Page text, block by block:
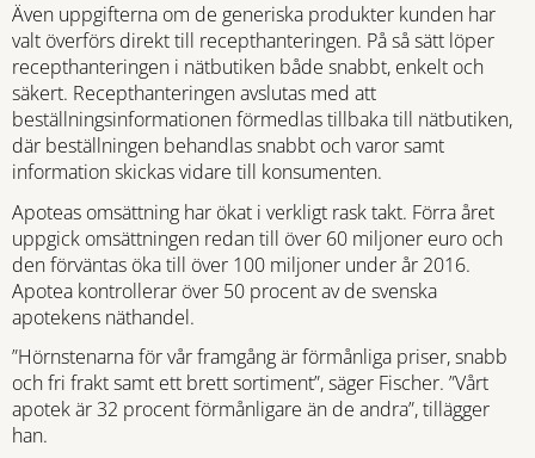
Även uppgifterna om de generiska produkter kunden har
valt överförs direkt till recepthanteringen. På så sätt löper
recepthanteringen i nätbutiken både snabbt, enkelt och
säkert. Recepthanteringen avslutas med att
beställningsinformationen förmedlas tillbaka till nätbutiken,
där beställningen behandlas snabbt och varor samt
information skickas vidare till konsumenten.
Apoteas omsättning har ökat i verkligt rask takt. Förra året
uppgick omsättningen redan till över 60 miljoner euro och
den förväntas öka till över 100 miljoner under år 2016.
Apotea kontrollerar över 50 procent av de svenska
apotekens näthandel.
”Hörnstenarna för vår framgång är förmånliga priser, snabb
och fri frakt samt ett brett sortiment”, säger Fischer. ”Vårt
apotek är 32 procent förmånligare än de andra”, tillägger
han.